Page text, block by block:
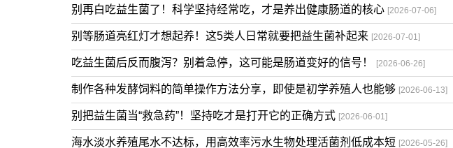
洪水灾害后畜禽尸体大面积生物无害化处置专业技术方案分享[2026-07-08]
别再白吃益生菌了！科学坚持经常吃，才是养出健康肠道的核心[2026-07-06]
别等肠道亮红灯才想起养！这5类人日常就要把益生菌补起来[2026-07-01]
吃益生菌后反而腹泻？别着急停，这可能是肠道变好的信号！[2026-06-26]
制作各种发酵饲料的简单操作方法分享，即使是初学养殖人也能够[2026-06-13]